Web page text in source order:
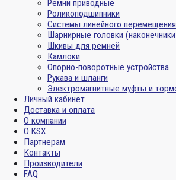
Ремни приводные
Роликоподшипники
Системы линейного перемещения
Шарнирные головки
Шкивы для ремней
Камлоки
Опорно-поворотные устройства
Рукава и шланги
Электромагнитные муфты и
Личный кабинет
Доставка и оплата
О компании
О KSX
Партнерам
Контакты
Производители
FAQ